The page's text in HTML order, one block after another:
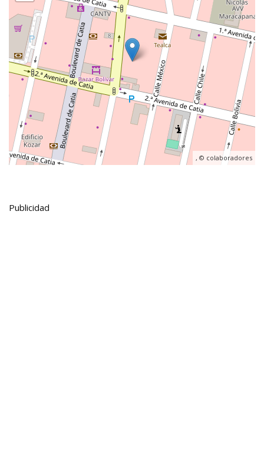
, © colaboradores
Publicidad